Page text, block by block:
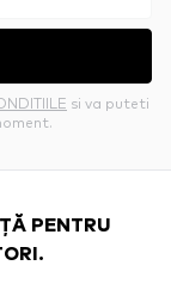
si va puteti
PENTRU